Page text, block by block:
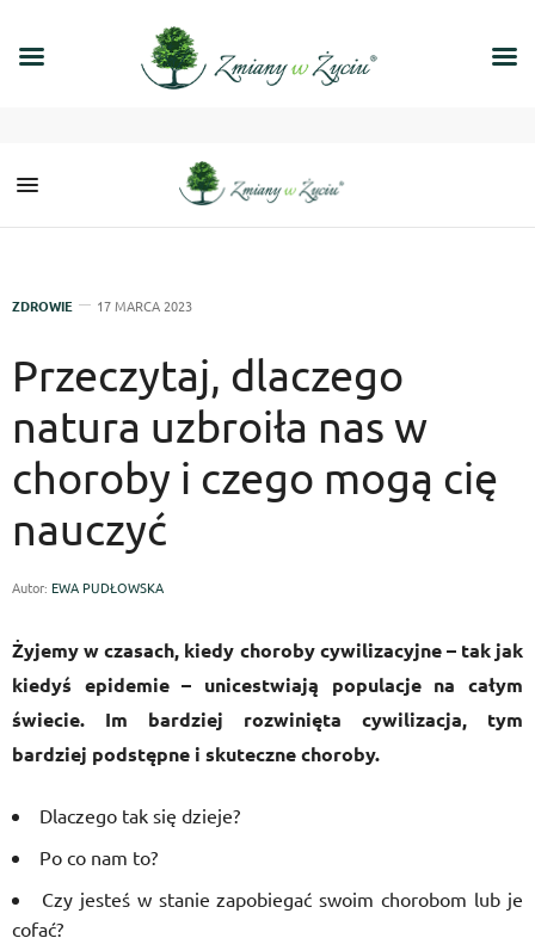
ZDROWIE 17 MARCA 2023
Przeczytaj, dlaczego
natura uzbroiła nas w
choroby i czego mogą cię
nauczyć
Autor: EWA PUDŁOWSKA
Żyjemy w czasach, kiedy choroby cywilizacyjne – tak jak
kiedyś epidemie – unicestwiają populacje na całym
świecie. Im bardziej rozwinięta cywilizacja, tym
bardziej podstępne i skuteczne choroby.
Dlaczego tak się dzieje?
Po co nam to?
Czy jesteś w stanie zapobiegać swoim chorobom lub je
cofać?